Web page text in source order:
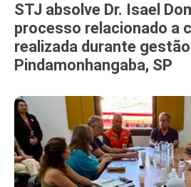
STJ absolve Dr. Isael
processo relacionado a
realizada durante
Pindamonhangaba, SP